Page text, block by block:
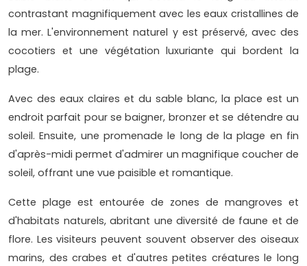
contrastant magnifiquement avec les eaux cristallines de
la mer. L'environnement naturel y est préservé, avec des
cocotiers et une végétation luxuriante qui bordent la
plage.
Avec des eaux claires et du sable blanc, la place est un
endroit parfait pour se baigner, bronzer et se détendre au
soleil. Ensuite, une promenade le long de la plage en fin
d'après-midi permet d'admirer un magnifique coucher de
soleil, offrant une vue paisible et romantique.
Cette plage est entourée de zones de mangroves et
d'habitats naturels, abritant une diversité de faune et de
flore. Les visiteurs peuvent souvent observer des oiseaux
marins, des crabes et d'autres petites créatures le long